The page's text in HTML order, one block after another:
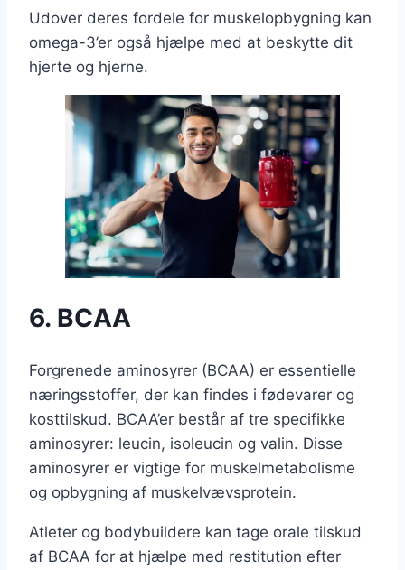
Udover deres fordele for muskelopbygning kan
omega-3’er også hjælpe med at beskytte dit
hjerte og hjerne.
6. BCAA
Forgrenede aminosyrer (BCAA) er essentielle
næringsstoffer, der kan findes i fødevarer og
kosttilskud. BCAA’er består af tre specifikke
aminosyrer: leucin, isoleucin og valin. Disse
aminosyrer er vigtige for muskelmetabolisme
og opbygning af muskelvævsprotein.
Atleter og bodybuildere kan tage orale tilskud
af BCAA for at hjælpe med restitution efter